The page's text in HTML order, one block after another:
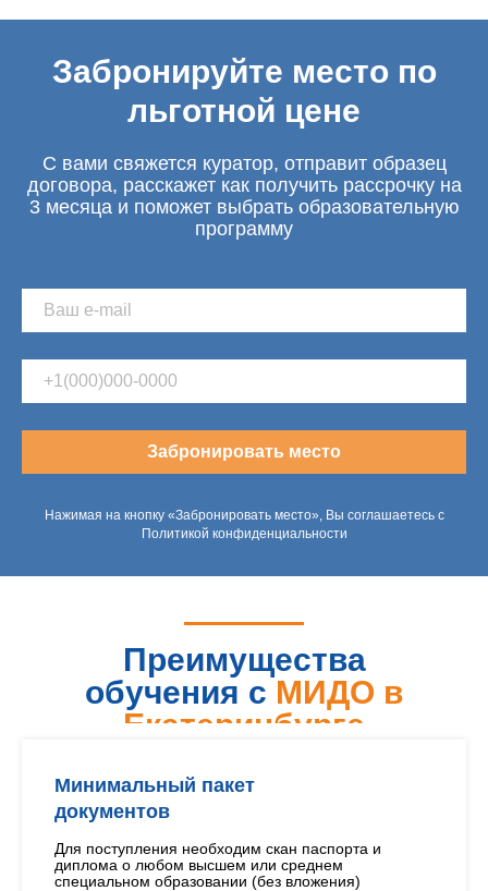
Забронируйте место по
льготной цене
С вами свяжется куратор, отправит образец
договора, расскажет как получить рассрочку на
3 месяца и поможет выбрать образовательную
программу
Забронировать место
Нажимая на кнопку «Забронировать место», Вы соглашаетесь с
Политикой конфиденциальности
Преимущества
обучения с МИДО в
Екатеринбурге
Минимальный пакет
документов
Для поступления необходим скан паспорта и
диплома о любом высшем или среднем
специальном образовании (без вложения)